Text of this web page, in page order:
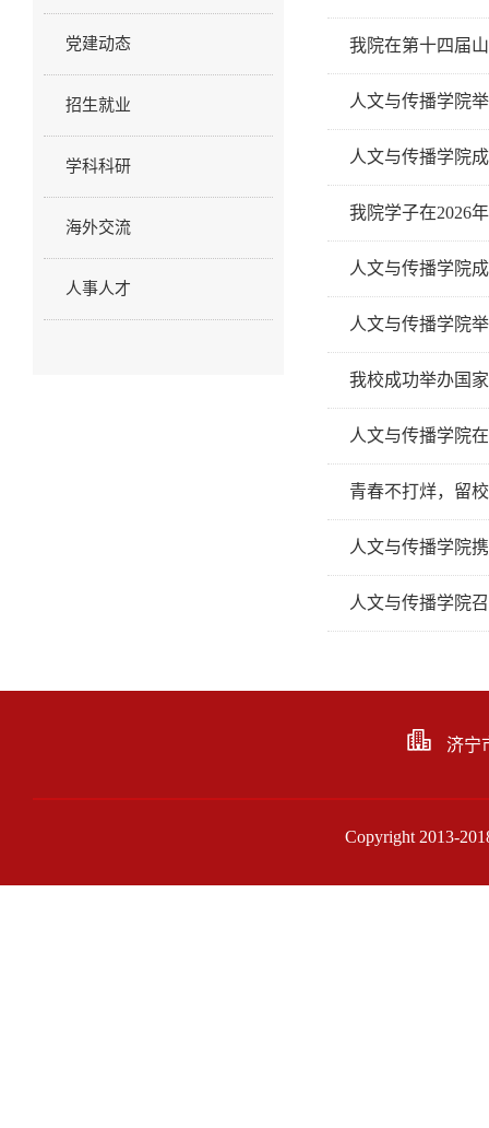
党建动态
招生就业
学科科研
海外交流
人事人才
我院在第十四届
人文与传播学院
人文与传播学院
我院学子在2026
人文与传播学院
人文与传播学院
我校成功举办国
人文与传播学院
青春不打烊，留
人文与传播学院
人文与传播学院
济宁
Copyright 2013-